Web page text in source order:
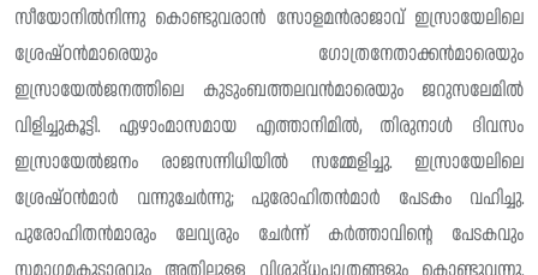
സീയോനിൽനിന്നു കൊണ്ടുവരാൻ സോളമൻരാജാവ് ഇസ്രായേലിലെ
ശ്രേഷ്‌ഠൻമാരെയും ഗോത്രനേതാക്കൻമാരെയും
ഇസ്രായേൽജനത്തിലെ കുടുംബത്തലവൻമാരെയും ജറുസലേമിൽ
വിളിച്ചുകൂട്ടി. ഏഴാംമാസമായ എത്താനിമിൽ, തിരുനാൾ ദിവസം
ഇസ്രായേൽജനം രാജസന്നിധിയിൽ സമ്മേളിച്ചു. ഇസ്രായേലിലെ
ശ്രേഷ്ഠൻമാർ വന്നുചേർന്നു; പുരോഹിതൻമാർ പേടകം വഹിച്ചു.
പുരോഹിതൻമാരും ലേവ്യരും ചേർന്ന് കർത്താവിന്റെ പേടകവും